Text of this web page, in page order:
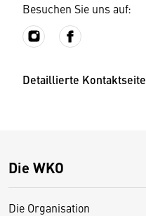
Besuchen Sie uns auf:
Detaillierte Kontaktseite
Die WKO
Die Organisation